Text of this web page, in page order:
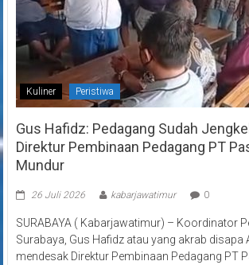
Kuliner Peristiwa
Gus Hafidz: Pedagang Sudah
Direktur Pembinaan Pedagang PT
Mundur
26 Juli 2026 kabarjawatimur 0
SURABAYA ( Kabarjawatimur) – Koordinator
Surabaya, Gus Hafidz atau yang akrab disapa
mendesak Direktur Pembinaan Pedagang PT